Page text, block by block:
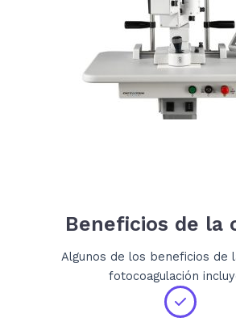
Beneficios de la
Algunos de los beneficios de
fotocoagulación